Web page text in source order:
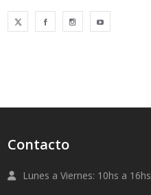
Contacto
Lunes a Viernes: 10hs a 16hs